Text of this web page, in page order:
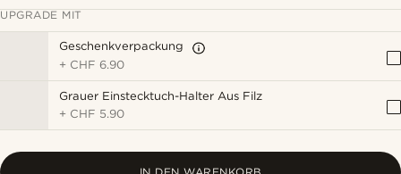
UPGRADE MIT
Geschenkverpackung
+ CHF 6.90
Grauer Einstecktuch-Halter Aus Filz
+ CHF 5.90